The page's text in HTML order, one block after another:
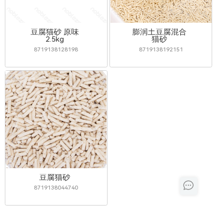
豆腐猫砂 原味
2.5kg
8719138128198
膨润土豆腐混合
猫砂
8719138192151
豆腐猫砂
8719138044740